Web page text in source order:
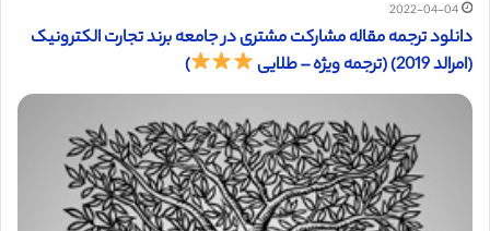
2022-04-04
دانلود ترجمه مقاله مشارکت مشتری در جامعه برند تجارت الکترونیک
(امرالد 2019) (ترجمه ویژه – طلایی
)